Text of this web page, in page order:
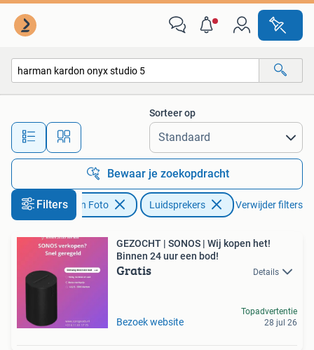
Alle afstanden…
Sorteer op
Bewaar je zoekopdracht
Filters
Audio, Tv en Foto Luidsprekers Verwijder filters
GEZOCHT | SONOS | Wij kopen het!
Binnen 24 uur een bod!
Gratis Details
Bezoek website
Topadvertentie
28 jul 26